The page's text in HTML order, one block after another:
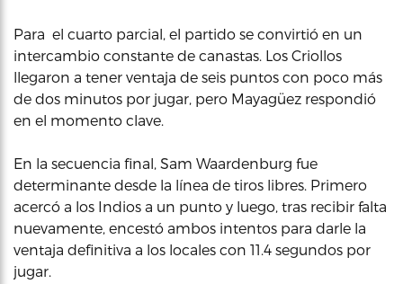
Para el cuarto parcial, el partido se convirtió en un
intercambio constante de canastas. Los Criollos
llegaron a tener ventaja de seis puntos con poco más
de dos minutos por jugar, pero Mayagüez respondió
en el momento clave.
En la secuencia final, Sam Waardenburg fue
determinante desde la línea de tiros libres. Primero
acercó a los Indios a un punto y luego, tras recibir falta
nuevamente, encestó ambos intentos para darle la
ventaja definitiva a los locales con 11.4 segundos por
jugar.